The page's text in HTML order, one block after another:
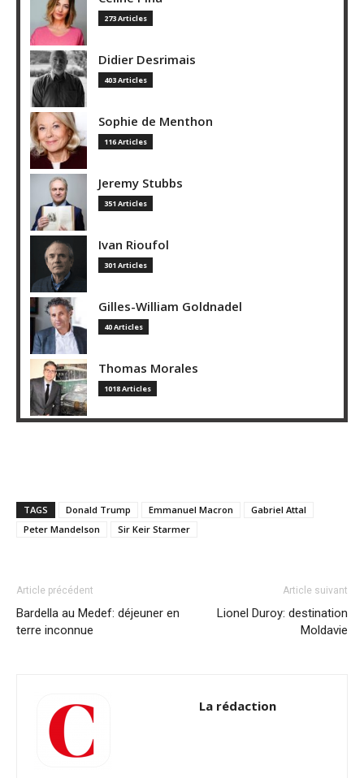
273 Articles
Didier Desrimais
403 Articles
Sophie de Menthon
116 Articles
Jeremy Stubbs
351 Articles
Ivan Rioufol
301 Articles
Gilles-William Goldnadel
40 Articles
Thomas Morales
1018 Articles
TAGS Donald Trump Emmanuel Macron
Gabriel Attal
Peter Mandelson
Sir Keir Starmer
Article précédent
Bardella au Medef: déjeuner en
terre inconnue
Article suivant
Lionel Duroy: destination
Moldavie
La rédaction